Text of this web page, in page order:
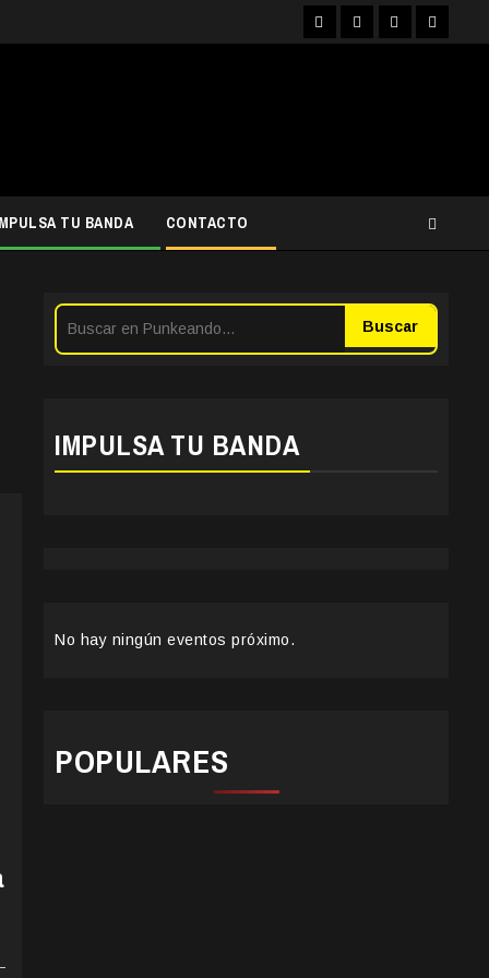
FacebookInstagram
YouTubeTwitter
TU BANDA CONTACTO
Buscar
IMPULSA TU BANDA
No hay ningún eventos próximo.
POPULARES